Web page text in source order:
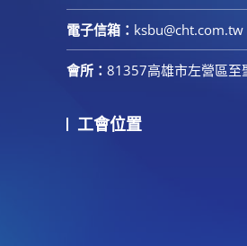
電子信箱： ksbu@cht.com.tw
會所： 81357高雄市左營區至
工會位置